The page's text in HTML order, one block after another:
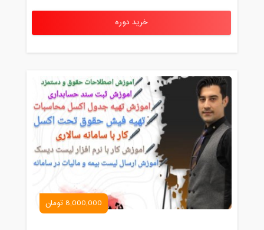
خرید دوره
8,000,000 تومان